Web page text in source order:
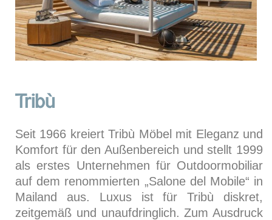
Tribù
Seit 1966 kreiert Tribù Möbel mit Eleganz und
Komfort für den Außenbereich und stellt 1999
als erstes Unternehmen für Outdoormobiliar
auf dem renommierten „Salone del Mobile“ in
Mailand aus. Luxus ist für Tribù diskret,
zeitgemäß und unaufdringlich. Zum Ausdruck